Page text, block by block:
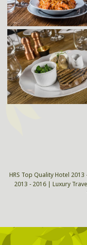
HRS Top Quality Hotel
2013 - 2016 | Luxury